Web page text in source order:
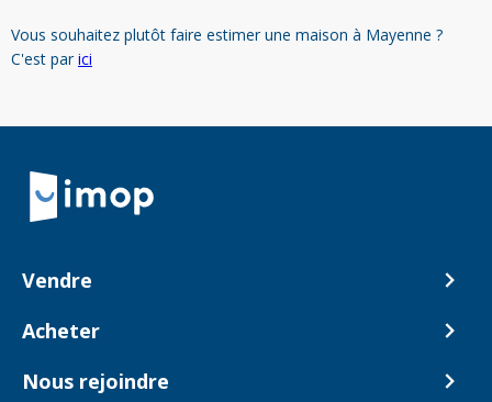
Vous souhaitez plutôt faire estimer une maison à Mayenne ?
C'est parici
Retour à la navigation principale
Vendre
Comment ça marche ?
Acheter
Biens en vente
Nous rejoindre